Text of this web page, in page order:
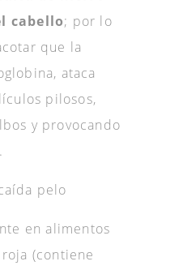
cabello; por lo
que la
ataca
pilosos,
y provocando
pelo
en alimentos
(contiene